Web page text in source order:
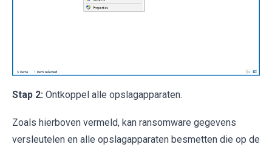
Stap 2: Ontkoppel alle opslagapparaten.
Zoals hierboven vermeld, kan ransomware gegevens
versleutelen en alle opslagapparaten besmetten die op de